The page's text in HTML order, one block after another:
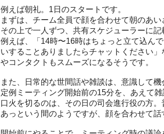
例えば朝礼。1日のスタートです。
まずは、チーム全員で顔を合わせて朝のあい
その上で一人ずつ、共有スケジューラーに記
例えば、「14時〜16時はちょっと立て込ん
いすることありましたらチャットください
やコンタクトもスムーズになるそうです。
また、日常的な世間話や雑談は、意識して機
定例ミーティング開始前の15分を、あえて
口火を切るのは、その日の司会進行役の方
あっという間のようですが、顔を合わせて